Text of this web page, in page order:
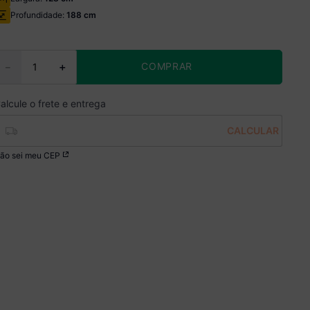
Profundidade: 188 cm
＋
－ COMPRAR
sei meu CEP